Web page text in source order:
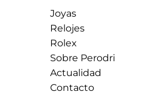
Joyas
Relojes
Rolex
Sobre Perodri
Actualidad
Contacto